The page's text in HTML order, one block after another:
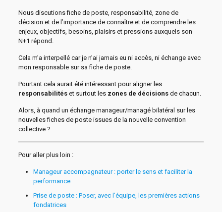
Nous discutions fiche de poste, responsabilité, zone de
décision et de l’importance de connaître et de comprendre les
enjeux, objectifs, besoins, plaisirs et pressions auxquels son
N+1 répond.
Cela m’a interpellé car je n’ai jamais eu ni accès, ni échange avec
mon responsable sur sa fiche de poste.
Pourtant cela aurait été intéressant pour aligner les
responsabilitéset surtout les zones de décisionsde chacun.
Alors, à quand un échange manageur/managé bilatéral sur les
nouvelles fiches de poste issues de la nouvelle convention
collective ?
Pour aller plus loin :
Manageur accompagnateur : porter le sens et faciliter la
performance
Prise de poste : Poser, avec l’équipe, les premières actions
fondatrices